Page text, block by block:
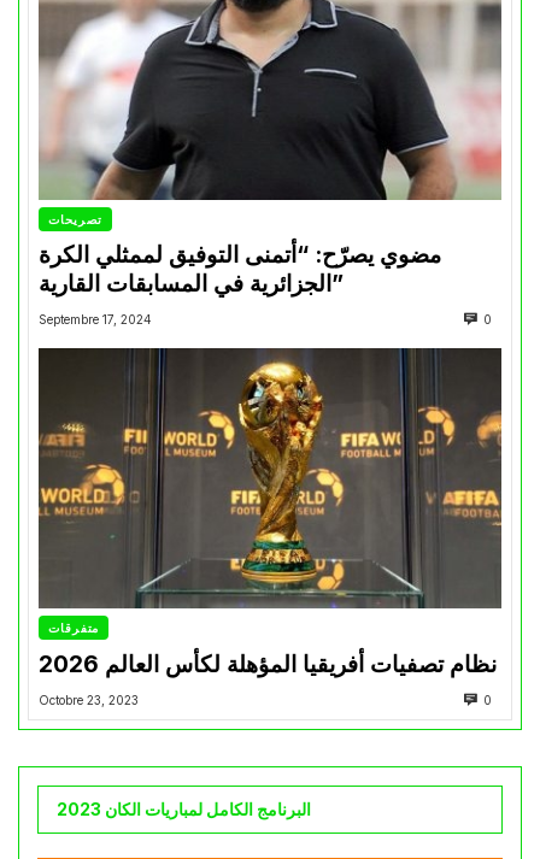
تصريحات
مضوي يصرّح: “أتمنى التوفيق لممثلي الكرة
الجزائرية في المسابقات القارية”
Septembre 17, 2024 0
متفرقات
نظام تصفيات أفريقيا المؤهلة لكأس العالم 2026
Octobre 23, 2023 0
البرنامج الكامل لمباريات الكان 2023